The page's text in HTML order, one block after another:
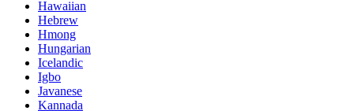
Hawaiian
Hebrew
Hmong
Hungarian
Icelandic
Igbo
Javanese
Kannada